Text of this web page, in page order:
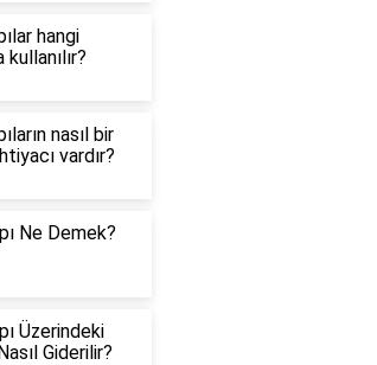
hangi
nasıl bir
vardır?
Ne Demek?
Üzerindeki
Giderilir?